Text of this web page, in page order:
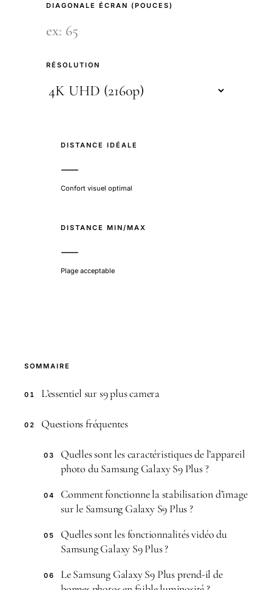
DIAGONALE ÉCRAN (POUCES)
RÉSOLUTION
DISTANCE IDÉALE
—
Confort visuel optimal
DISTANCE MIN/MAX
—
Plage acceptable
SOMMAIRE
01 L’essentiel sur s9 plus camera
02 Questions fréquentes
03
Quelles sont les caractéristiques de l’appareil
photo du Samsung Galaxy S9 Plus ?
04
Comment fonctionne la stabilisation d’image
sur le Samsung Galaxy S9 Plus ?
05
Quelles sont les fonctionnalités vidéo du
Samsung Galaxy S9 Plus ?
06
Le Samsung Galaxy S9 Plus prend-il de